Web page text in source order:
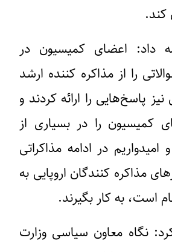
کند.
داد: اعضای کمیسیون در
را از مذاکره کننده ارشد
پاسخ‌هایی را ارائه کردند و
کمیسیون را در بسیاری از
امیدواریم در ادامه مذاکراتی
مذاکره کنندگان اروپایی به
است، به کار بگیرند.
نگاه معاون سیاسی وزارت